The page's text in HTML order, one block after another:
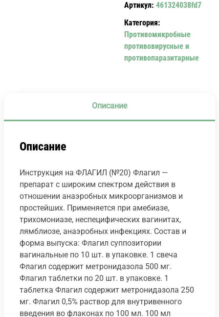
№20)
FLAGYL.
Артикул: 461324038fd7
Категория:
Противомикробные
противовирусные и
противопаразитарные
Описание
Описание
Инструкция на ФЛАГИЛ (№20) Флагил —
препарат с широким спектром действия в
отношении анаэробных микроорганизмов и
простейших. Применяется при амебиазе,
трихомониазе, неспецифических вагинитах,
лямблиозе, анаэробных инфекциях. Состав и
форма выпуска: Флагил суппозитории
вагинальные по 10 шт. в упаковке. 1 свеча
Флагил содержит метронидазола 500 мг.
Флагил таблетки по 20 шт. в упаковке. 1
таблетка Флагил содержит метронидазола 250
мг. Флагил 0,5% раствор для внутривенного
введения во флаконах по 100 мл. 100 мл